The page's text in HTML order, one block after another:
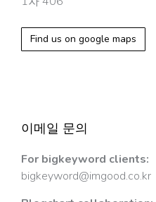
Find us on google maps
이메일 문의
For bigkeyword clients:
bigkeyword@imgood.co.kr